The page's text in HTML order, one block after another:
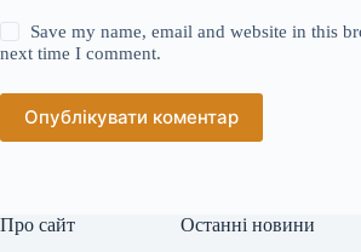
Save my name, email and website in this
next time I comment.
Опублікувати коментар
Про сайт Останні новини